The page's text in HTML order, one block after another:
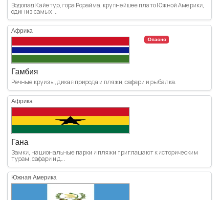
Водопад Кайетур, гора Рорайма, крупнейшее плато Южной Америки,
один из самых ...
Африка
Опасно
Гамбия
Речные круизы, дикая природа и пляжи, сафари и рыбалка.
Африка
Гана
Замки, национальные парки и пляжи приглашают к историческим
турам, сафари и д...
Южная Америка